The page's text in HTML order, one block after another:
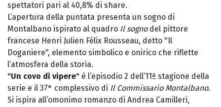
spettatori pari al 40,8% di share.
L’apertura della puntata presenta un sogno di
Montalbano ispirato al quadro Il sognodel pittore
francese Henri Julien Félix Rousseau, detto "Il
Doganiere", elemento simbolico e onirico che riflette
l’atmosfera della storia.
"Un covo di vipere" è l’episodio 2 dell’11ª stagione della
serie e il 37° complessivo di Il Commissario Montalbano.
Si ispira all’omonimo romanzo di Andrea Camilleri,